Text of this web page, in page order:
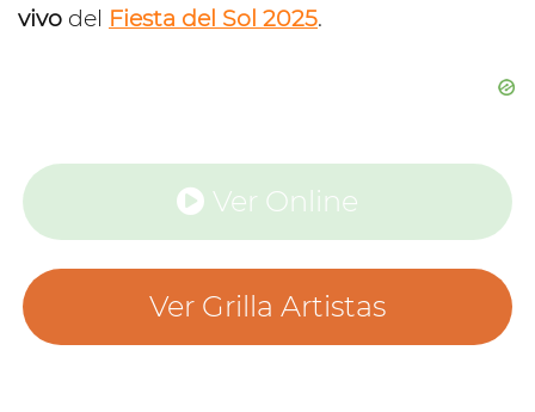
vivo del Fiesta del Sol 2025.
Ver Online
Ver Grilla Artistas